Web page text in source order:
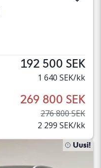
192 500 SEK
1 640 SEK/kk
269 800 SEK
276 800 SEK
2 299 SEK/kk
Uusi!